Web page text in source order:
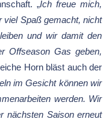
„Ich freue mich,
viel Spaß gemacht, nicht
und wir damit den
Offseason Gas geben,
Horn bläst auch der
im Gesicht können wir
werden. Wir
nächsten Saison erneut